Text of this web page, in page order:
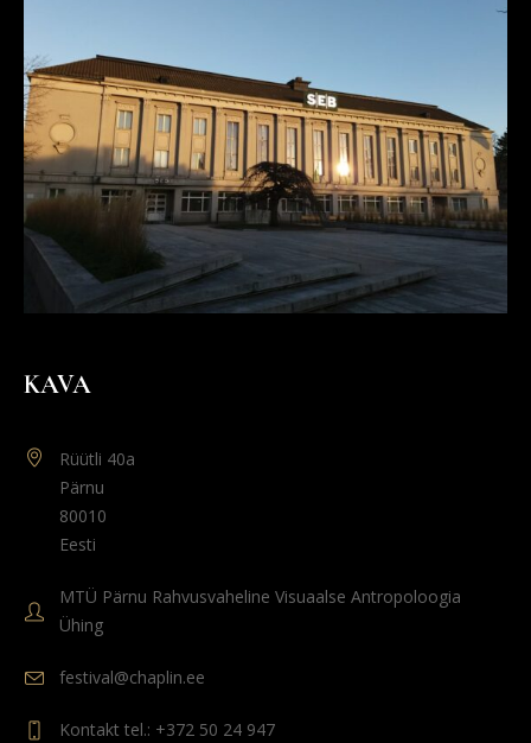
KAVA
Rüütli 40a
Pärnu
80010
Eesti
MTÜ Pärnu Rahvusvaheline Visuaalse Antropoloogia
Ühing
festival@chaplin.ee
Kontakt tel.: +372 50 24 947